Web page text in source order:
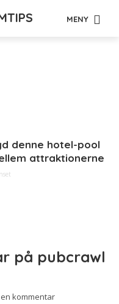
MENY
denne hotel-pool
attraktionerne
på pubcrawl
kommentar